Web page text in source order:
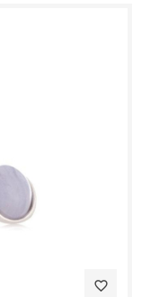
favorite_border